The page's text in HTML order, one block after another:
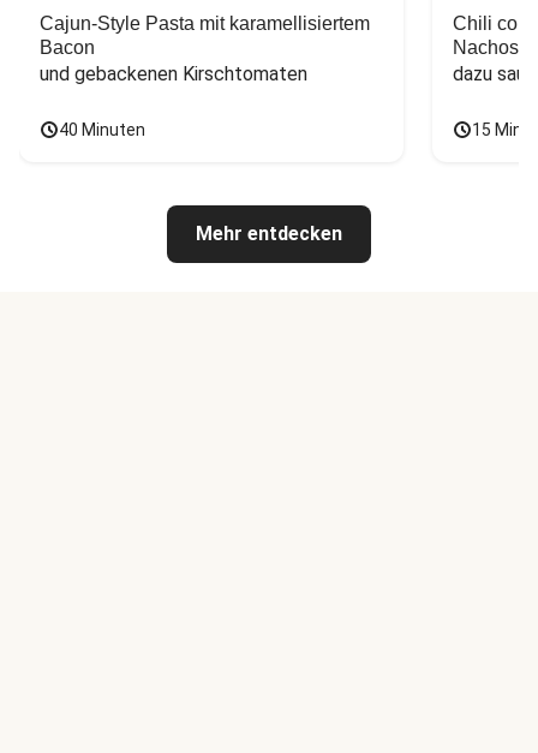
Cajun-Style Pasta mit karamellisiertem
Bacon
und gebackenen Kirschtomaten
40 Minuten
Chili con
Nachos
dazu
15
Mehr entdecken